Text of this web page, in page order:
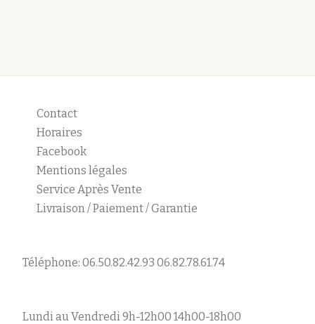
Contact
Horaires
Facebook
Mentions légales
Service Après Vente
Livraison / Paiement / Garantie
Téléphone: 06.50.82.42.93 06.82.78.61.74
Lundi au Vendredi 9h-12h00 14h00-18h00